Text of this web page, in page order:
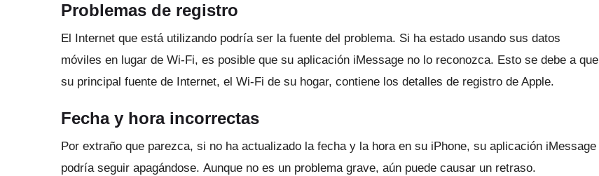
Problemas de registro
El Internet que está utilizando podría ser la fuente del problema. Si ha estado usando sus datos
móviles en lugar de Wi-Fi, es posible que su aplicación iMessage no lo reconozca. Esto se debe a que
su principal fuente de Internet, el Wi-Fi de su hogar, contiene los detalles de registro de Apple.
Fecha y hora incorrectas
Por extraño que parezca, si no ha actualizado la fecha y la hora en su iPhone, su aplicación iMessage
podría seguir apagándose. Aunque no es un problema grave, aún puede causar un retraso.